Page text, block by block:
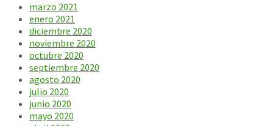
marzo 2021
enero 2021
diciembre 2020
noviembre 2020
octubre 2020
septiembre 2020
agosto 2020
julio 2020
junio 2020
mayo 2020